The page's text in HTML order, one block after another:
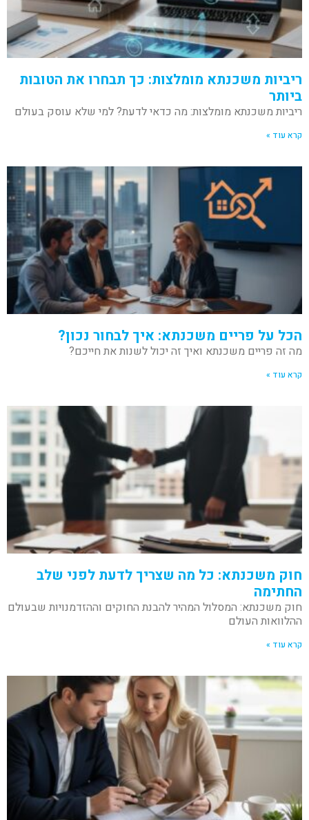
ריביות משכנתא מומלצות: כך תבחרו את הטובות
ביותר
ריביות משכנתא מומלצות: מה כדאי לדעת? למי שלא עוסק בעולם
קרא עוד »
הכל על פריים משכנתא: איך לבחור נכון?
מה זה פריים משכנתא ואיך זה יכול לשנות את חייכם?
קרא עוד »
חוק משכנתא: כל מה שצריך לדעת לפני שלב
החתימה
חוק משכנתא: המסלול המהיר להבנת החוקים וההזדמנויות שבעולם
ההלוואות העולם
קרא עוד »